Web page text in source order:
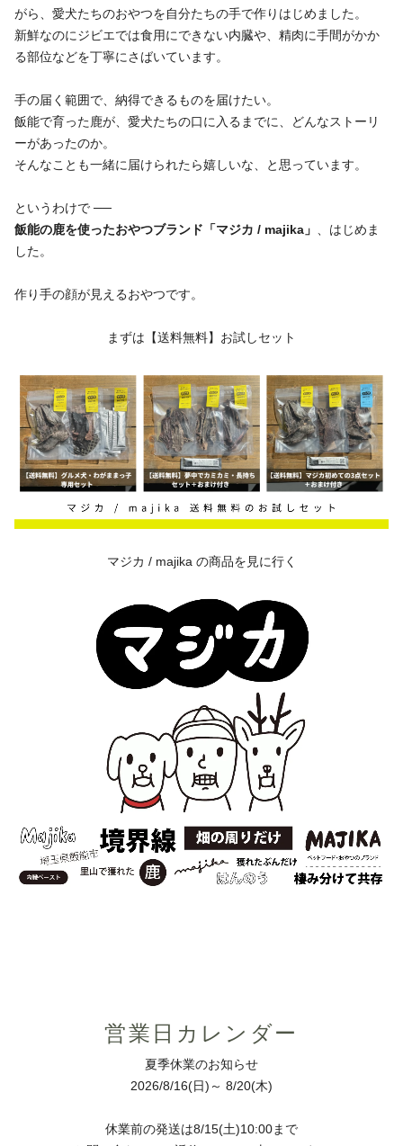
がら、愛犬たちのおやつを自分たちの手で作りはじめました。
新鮮なのにジビエでは食用にできない内臓や、精肉に手間がかか
る部位などを丁寧にさばいています。
手の届く範囲で、納得できるものを届けたい。
飯能で育った鹿が、愛犬たちの口に入るまでに、どんなストーリ
ーがあったのか。
そんなことも一緒に届けられたら嬉しいな、と思っています。
というわけで ──
飯能の鹿を使ったおやつブランド「マジカ / majika」
、はじめま
した。
作り手の顔が見えるおやつです。
まずは【送料無料】お試しセット
マジカ / majika の商品を見に行く
営業日カレンダー
夏季休業のお知らせ
2026/8/16(日)～ 8/20(木)
休業前の発送は8/15(土)10:00まで